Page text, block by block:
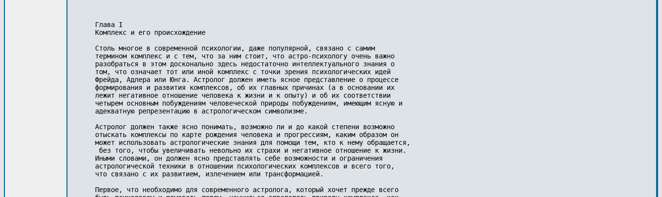
Глава I
Комплекс и его происхождение
Столь многое в современной психологии, даже популярной, связано с самим
термином комплекс и с тем, что за ним стоит, что астро-психологу очень важно
разобраться в этом досконально здесь недостаточно интеллектуального знания о
том, что означает тот или иной комплекс с точки зрения психологических идей
Фрейда, Адлера или Юнга. Астролог должен иметь ясное представление о процессе
формирования и развития комплексов, об их главных причинах (а в основании их
лежит негативное отношение человека к жизни и к опыту) и об их соответствии
четырем основным побуждениям человеческой природы побуждениям, имеющим ясную и
адекватную репрезентацию в астрологическом символизме.
Астролог должен также ясно понимать, возможно ли и до какой степени возможно
отыскать комплексы по карте рождения человека и прогрессиям, каким образом он
может использовать астрологические знания для помощи тем, кто к нему обращается,
без того, чтобы увеличивать невольно их страхи и негативное отношение к жизни.
Иными словами, он должен ясно представлять себе возможности и ограничения
астрологической техники в отношении психологических комплексов и всего того,
что связано с их развитием, излечением или трансформацией.
Первое, что необходимо для современного астролога, который хочет прежде всего